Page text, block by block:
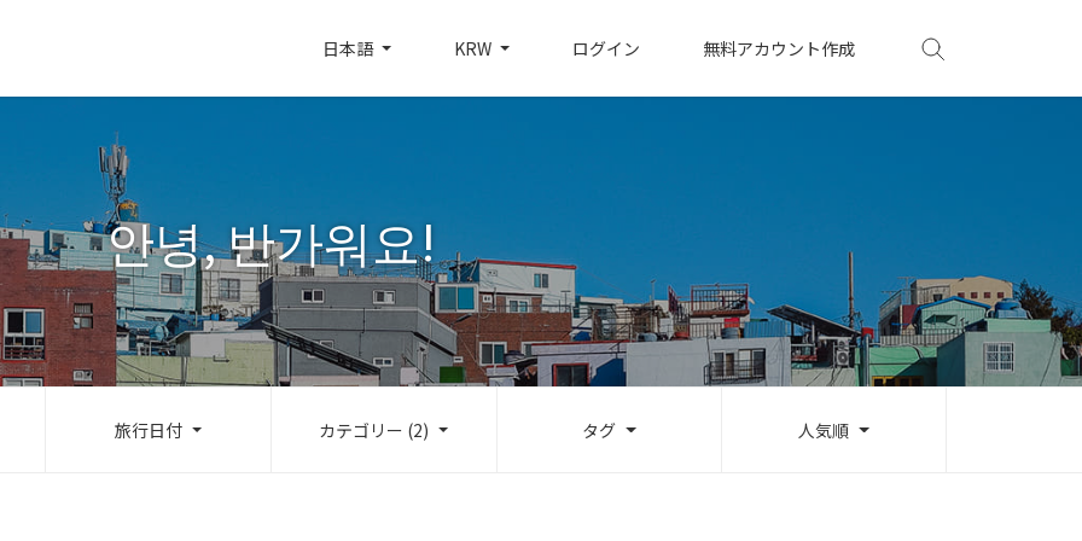
日本語 KRW ログイン 無料アカウント作成
안녕, 반가워요!
旅行日付 カテゴリー (2) タグ 人気順